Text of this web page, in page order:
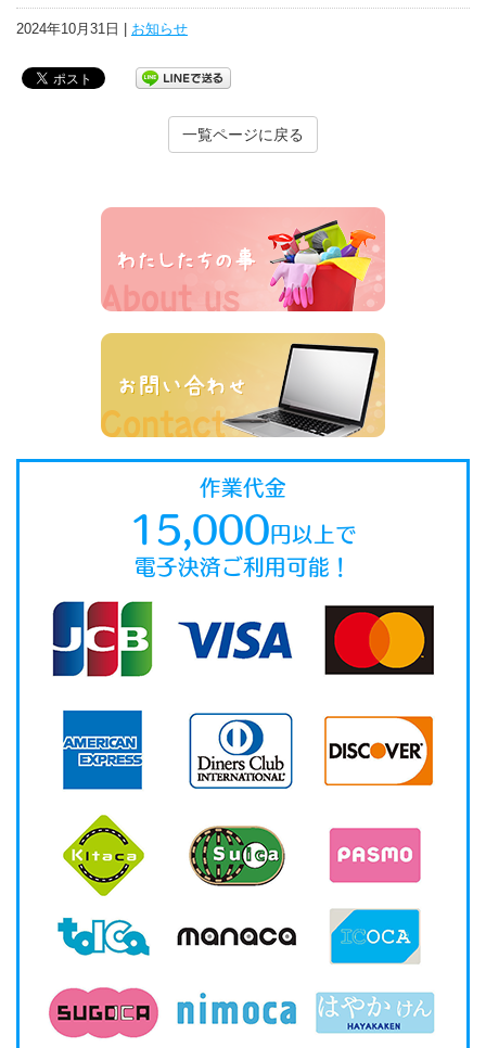
2024年10月31日 | お知らせ
一覧ページに戻る
作業代金
15,000円以上で
電子決済ご利用可能！